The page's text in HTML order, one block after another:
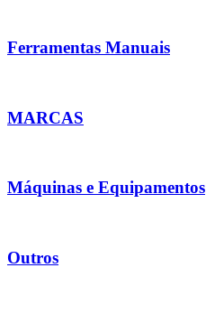
Ferramentas Manuais
MARCAS
Máquinas e Equipamentos
Outros